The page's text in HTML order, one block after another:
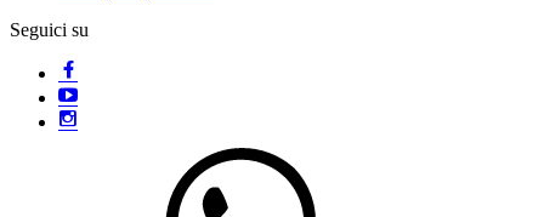
Seguici su